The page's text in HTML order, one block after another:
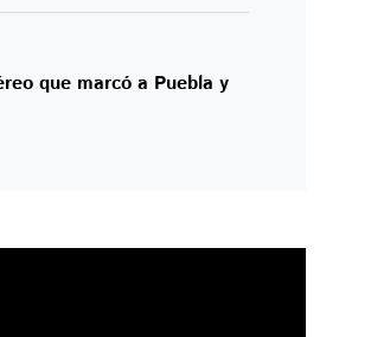
que marcó a Puebla y